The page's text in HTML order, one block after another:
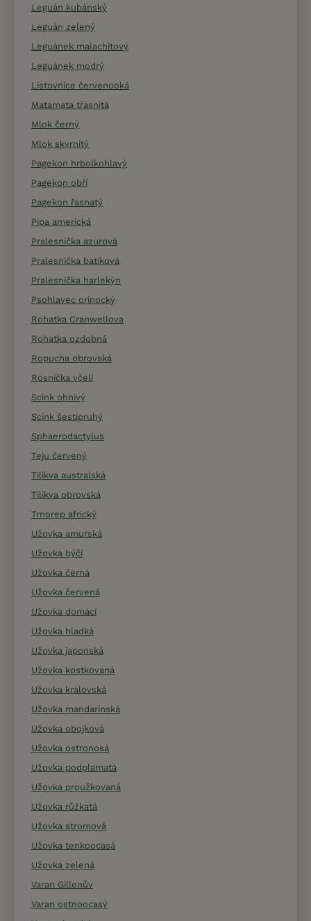
Leguán kubánský
Leguán zelený
Leguánek malachitový
Leguánek modrý
Listovnice červenooká
Matamata třásnitá
Mlok černý
Mlok skvrnitý
Pagekon hrbolkohlavý
Pagekon obří
Pagekon řasnatý
Pipa americká
Pralesnička azurová
Pralesnička batiková
Pralesnička harlekýn
Psohlavec orinocký
Rohatka Cranwellova
Rohatka ozdobná
Ropucha obrovská
Rosnička včelí
Scink ohnivý
Scink šestipruhý
Sphaerodactylus
Teju červený
Tilikva australská
Tilikva obrovská
Trnorep africký
Užovka amurská
Užovka býčí
Užovka černá
Užovka červená
Užovka domácí
Užovka hladká
Užovka japonská
Užovka kostkovaná
Užovka královská
Užovka mandarínská
Užovka obojková
Užovka ostronosá
Užovka podplamatá
Užovka proužkovaná
Užovka růžkatá
Užovka stromová
Užovka tenkoocasá
Užovka zelená
Varan Gillenův
Varan ostnoocasý